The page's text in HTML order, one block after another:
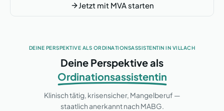
Jetzt mit MVA starten
DEINE PERSPEKTIVE ALS ORDINATIONSASSISTENTIN IN VILLACH
Deine Perspektive als
Ordinationsassistentin
Klinisch tätig, krisensicher, Mangelberuf —
staatlich anerkannt nach MABG.